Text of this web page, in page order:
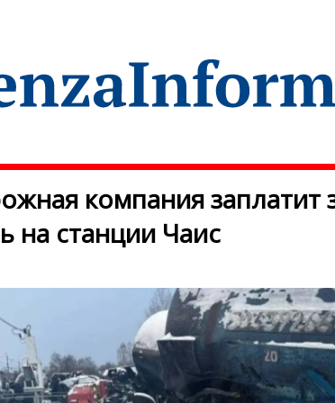
компания заплатит
на станции Чаис